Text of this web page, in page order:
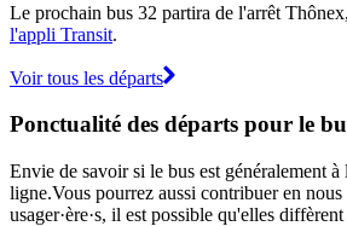
Le prochain bus 32 partira de l'arrêt
l'appli Transit.
Voir tous les départs
Ponctualité des départs pour le
Envie de savoir si le bus est généralement
ligne.Vous pourrez aussi contribuer en
usager·ère·s, il est possible qu'elles